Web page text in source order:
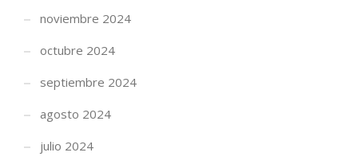
noviembre 2024
octubre 2024
septiembre 2024
agosto 2024
julio 2024